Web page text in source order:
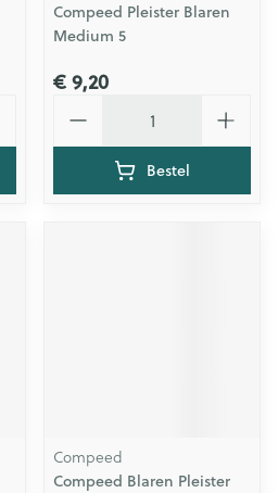
Compeed Pleister Blaren
Medium 5
€ 9,20
Bestel
Compeed
Compeed Blaren Pleister